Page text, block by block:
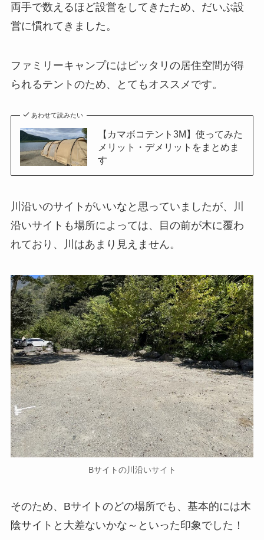
両手で数えるほど設営をしてきたため、だいぶ設
営に慣れてきました。
ファミリーキャンプにはピッタリの居住空間が得
られるテントのため、とてもオススメです。
あわせて読みたい
【カマボコテント3M】使ってみた
メリット・デメリットをまとめま
す
川沿いのサイトがいいなと思っていましたが、川
沿いサイトも場所によっては、目の前が木に覆わ
れており、川はあまり見えません。
Bサイトの川沿いサイト
そのため、Bサイトのどの場所でも、基本的には木
陰サイトと大差ないかな～といった印象でした！